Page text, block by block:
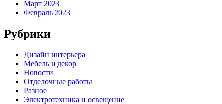
Март 2023
Февраль 2023
Рубрики
Дизайн интерьера
Мебель и декор
Новости
Отделочные работы
Разное
Электротехника и освещение